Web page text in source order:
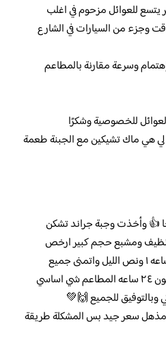
يتسع للعوائل مزحوم في اغلب
وجزء من السيارات في الشارع
وسرعة مقارنة بالمطاعم
للخصوصية وشكرًا
هي ماك تشيكين مع الجبنة طعمة
يقفلون 4 صباحا 👍 وأخذت وجبة جراند تشكن
جدا ونظيف ومشبع حجم كبير ارخص
وانظف من هرفي طبعا رحت الساعه ١ ونص الليل واتمنى جميع
المطاعم في الباحة تقفل ٤ أو تكون ٢٤ ساعه المطاعم شي اساسي
وبالتوفيق للجميع 🙌💚
سعر جيد بس المشكلة طريقة